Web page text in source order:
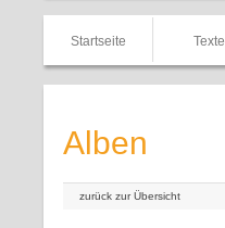
Startseite Texte
Alben
zurück zur Übersicht